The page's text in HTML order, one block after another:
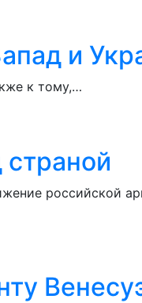
и
к тому,…
российской